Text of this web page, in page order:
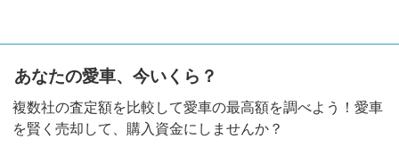
あなたの愛車、今いくら？
複数社の査定額を比較して愛車の最高額を調べよう！愛車
を賢く売却して、購入資金にしませんか？